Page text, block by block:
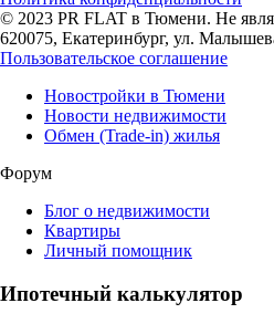
© 2023 PR FLAT в Тюмени. Не
620075, Екатеринбург, ул.
Пользовательское соглашение
Новостройки в Тюмени
Новости недвижимости
Обмен (Trade-in) жилья
Форум
Блог о недвижимости
Квартиры
Личный помощник
Ипотечный калькулятор